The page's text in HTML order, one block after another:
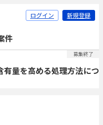
ログイン 新規登録
件
募集終了
量を高める処理方法につ